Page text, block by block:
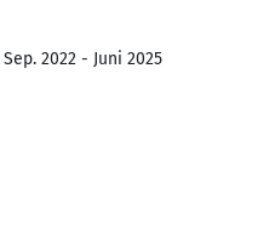
2022 - Juni 2025